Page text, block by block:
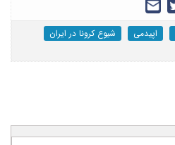
اپیدمی
شیوع کرونا در ایران